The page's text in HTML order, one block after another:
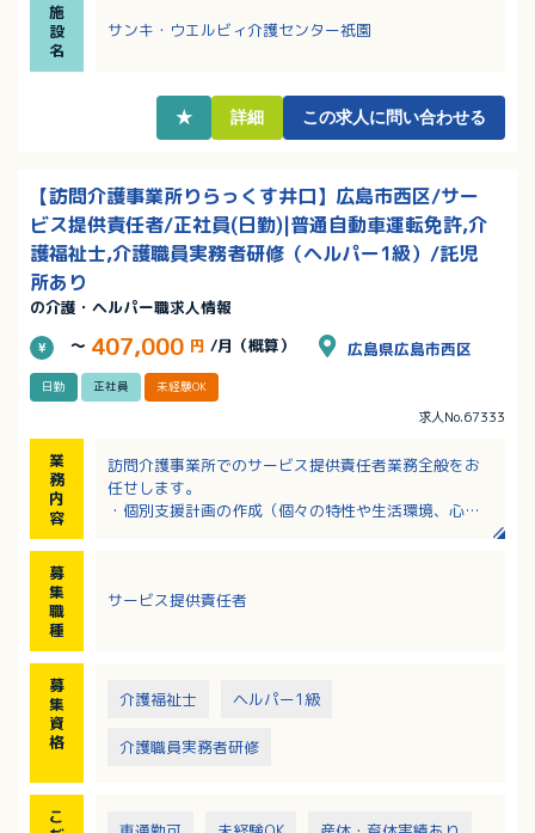
・充実した職種別・階層別研修でしっかりキャリアア
ップ！
施
設
名
サンキ・ウエルビィ介護センター祇園
★ 詳細 この求人に問い合わせる
【訪問介護事業所りらっくす井口】広島市西区/サー
ビス提供責任者/正社員(日勤)|普通自動車運転免許,介
護福祉士,介護職員実務者研修（ヘルパー1級）/託児
所あり
の介護・ヘルパー職求人情報
～ 407,000 円 /月（概算） 広島県広島市西区
日勤 正社員 未経験OK
求人No.67333
業
務
内
容
訪問介護事業所でのサービス提供責任者業務全般をお
任せします。
・個別支援計画の作成（個々の特性や生活環境、心身
が提供できるようサポート）
※記録方法：スマートフォンでのアプリ管理
※訪問には自家用車を使用いただきます（各訪問先へ
のガソリン代支給あり）
募
集
職
種
サービス提供責任者
募
集
資
格
介護福祉士 ヘルパー1級
介護職員実務者研修
こ